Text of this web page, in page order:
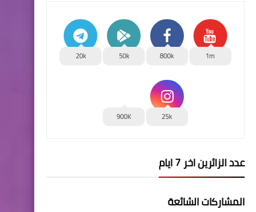
1m
800k
50k
20k
25k
900K
عدد الزائرين اخر 7 ايام
المشاركات الشائعة